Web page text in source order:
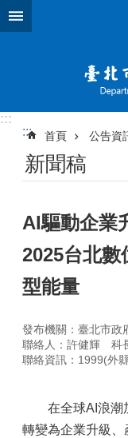
跳到主要內容區塊
:::
:::
首頁 公告資
新聞稿
AI驅動企業
2025台北數
型能量
發布機關：臺北市政
聯絡人：許健輝 科
聯絡資訊：1999(外
在全球AI浪潮加
轉變為企業升級